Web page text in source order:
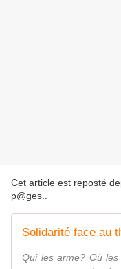
Cet article est reposté
p@ges.
Solidarité face au
Qui les arme? Où